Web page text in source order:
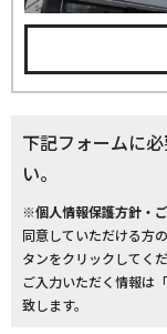
下記フォームに
い。
※個人情報保護方針・
同意していただける方
タンをクリックしてくだ
ご入力いただく情報は
致します。